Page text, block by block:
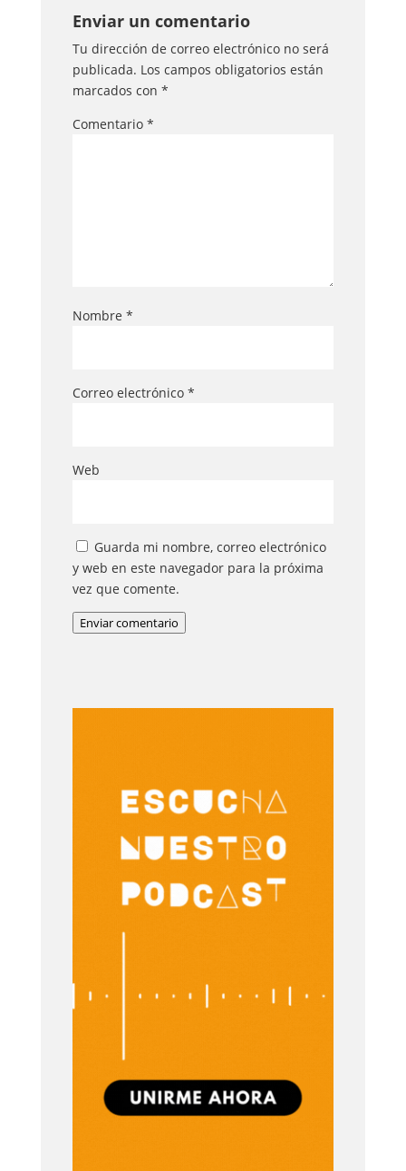
Enviar un comentario
Tu dirección de correo electrónico no será
publicada. Los campos obligatorios están
marcados con *
Comentario *
Nombre *
Correo electrónico *
Web
Guarda mi nombre, correo electrónico
y web en este navegador para la próxima
vez que comente.
Enviar comentario